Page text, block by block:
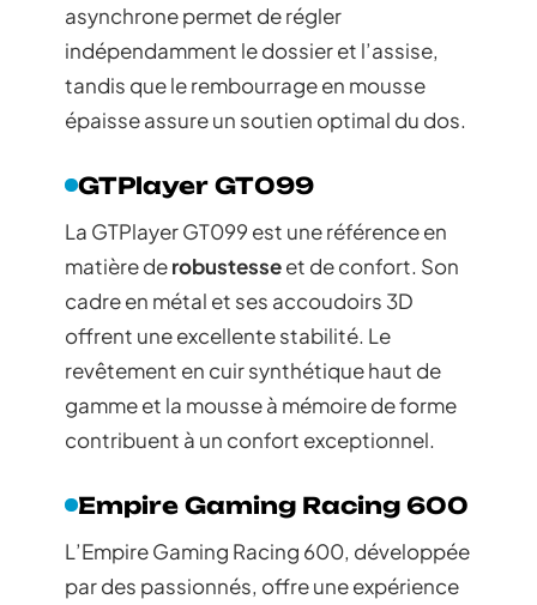
asynchrone permet de régler
indépendamment le dossier et l’assise,
tandis que le rembourrage en mousse
épaisse assure un soutien optimal du dos.
GTPlayer GT099
La GTPlayer GT099 est une référence en
matière derobustesseet de confort. Son
cadre en métal et ses accoudoirs 3D
offrent une excellente stabilité. Le
revêtement en cuir synthétique haut de
gamme et la mousse à mémoire de forme
contribuent à un confort exceptionnel.
Empire Gaming Racing 600
L’Empire Gaming Racing 600, développée
par des passionnés, offre une expérience